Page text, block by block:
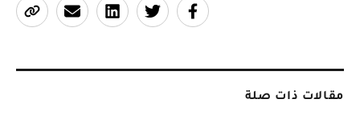
مقالات ذات صلة